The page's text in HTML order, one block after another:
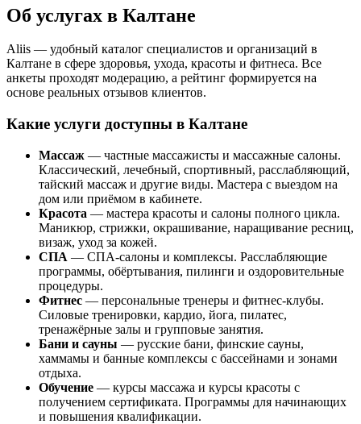
Об услугах в Калтане
Aliis — удобный каталог специалистов и организаций в
Калтане в сфере здоровья, ухода, красоты и фитнеса. Все
анкеты проходят модерацию, а рейтинг формируется на
основе реальных отзывов клиентов.
Какие услуги доступны в Калтане
Массаж — частные массажисты и массажные салоны.
Классический, лечебный, спортивный, расслабляющий,
тайский массаж и другие виды. Мастера с выездом на
дом или приёмом в кабинете.
Красота — мастера красоты и салоны полного цикла.
Маникюр, стрижки, окрашивание, наращивание ресниц,
визаж, уход за кожей.
СПА — СПА-салоны и комплексы. Расслабляющие
программы, обёртывания, пилинги и оздоровительные
процедуры.
Фитнес — персональные тренеры и фитнес-клубы.
Силовые тренировки, кардио, йога, пилатес,
тренажёрные залы и групповые занятия.
Бани и сауны — русские бани, финские сауны,
хаммамы и банные комплексы с бассейнами и зонами
отдыха.
Обучение — курсы массажа и курсы красоты с
получением сертификата. Программы для начинающих
и повышения квалификации.